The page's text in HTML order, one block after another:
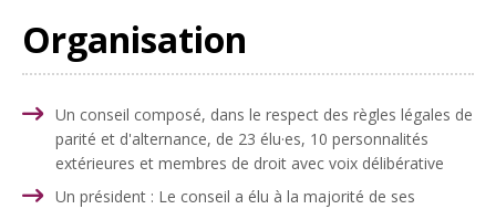
Organisation
Un conseil composé, dans le respect des règles légales de
parité et d'alternance, de 23 élu·es, 10 personnalités
extérieures et membres de droit avec voix délibérative
Un président : Le conseil a élu à la majorité de ses